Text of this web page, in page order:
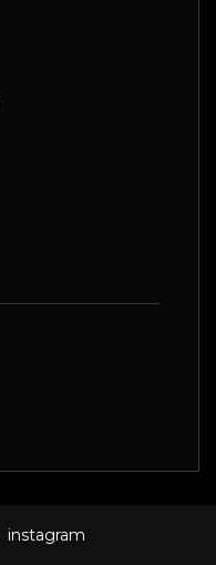
instagram